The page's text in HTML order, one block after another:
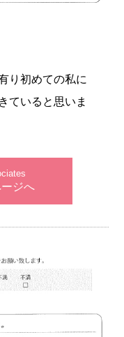
り初めての私に
ていると思いま
ジへ